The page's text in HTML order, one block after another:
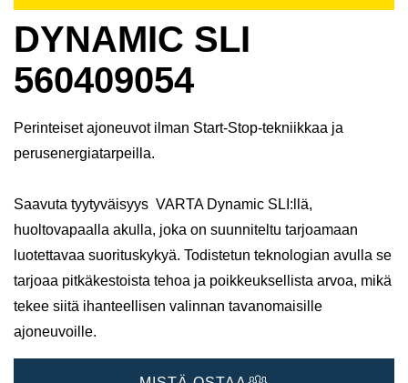
DYNAMIC SLI
560409054
Perinteiset ajoneuvot ilman Start-Stop-tekniikkaa ja
perusenergiatarpeilla.
Saavuta tyytyväisyys VARTA Dynamic SLI:llä,
huoltovapaalla akulla, joka on suunniteltu tarjoamaan
luotettavaa suorituskykyä. Todistetun teknologian avulla se
tarjoaa pitkäkestoista tehoa ja poikkeuksellista arvoa, mikä
tekee siitä ihanteellisen valinnan tavanomaisille
ajoneuvoille.